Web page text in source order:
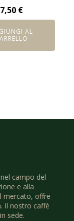
7,50 €
AL
campo del
e alla
mercato, offre
Il nostro caffè
sede.